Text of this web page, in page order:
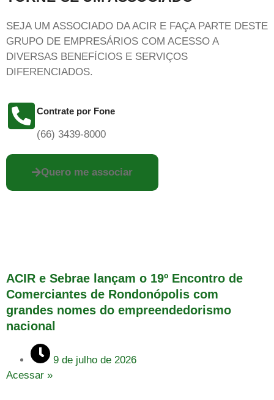
SEJA UM ASSOCIADO DA ACIR E FAÇA PARTE DESTE
GRUPO DE EMPRESÁRIOS COM ACESSO A
DIVERSAS BENEFÍCIOS E SERVIÇOS
DIFERENCIADOS.
Contrate por Fone
(66) 3439-8000
Quero me associar
ACIR e Sebrae lançam o 19º Encontro de
Comerciantes de Rondonópolis com
grandes nomes do empreendedorismo
nacional
9 de julho de 2026
Acessar »